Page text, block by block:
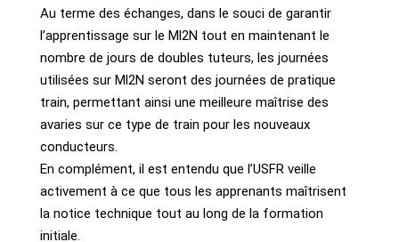
Au terme des échanges, dans le souci de garantir
l’apprentissage sur le Ml2N tout en maintenant le
nombre de jours de doubles tuteurs, les journées
utilisées sur Ml2N seront des journées de pratique
train, permettant ainsi une meilleure maîtrise des
avaries sur ce type de train pour les nouveaux
conducteurs.
En complément, il est entendu que l’USFR veille
activement à ce que tous les apprenants maîtrisent
la notice technique tout au long de la formation
initiale.